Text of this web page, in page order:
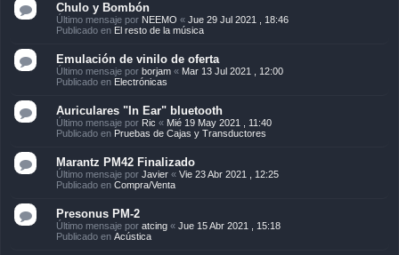
Chulo y Bombón
Último mensaje por NEEMO « Jue 29 Jul 2021 , 18:46
Publicado en El resto de la música
Emulación de vinilo de oferta
Último mensaje por borjam « Mar 13 Jul 2021 , 12:00
Publicado en Electrónicas
Auriculares "In Ear" bluetooth
Último mensaje por Ric « Mié 19 May 2021 , 11:40
Publicado en Pruebas de Cajas y Transductores
Marantz PM42 Finalizado
Último mensaje por Javier « Vie 23 Abr 2021 , 12:25
Publicado en Compra/Venta
Presonus PM-2
Último mensaje por atcing « Jue 15 Abr 2021 , 15:18
Publicado en Acústica